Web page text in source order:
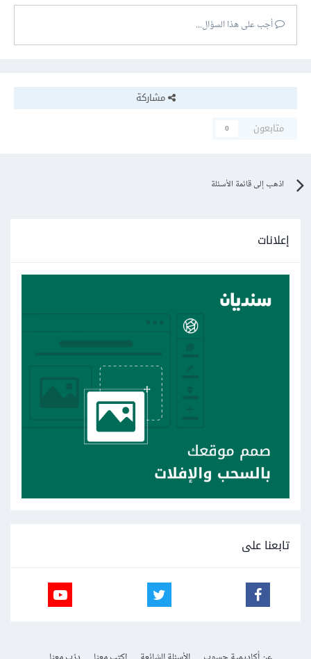
أجب على هذا السؤال...
مشاركة
متابعون
0
اذهب إلى قائمة الأسئلة
إعلانات
تابعنا على